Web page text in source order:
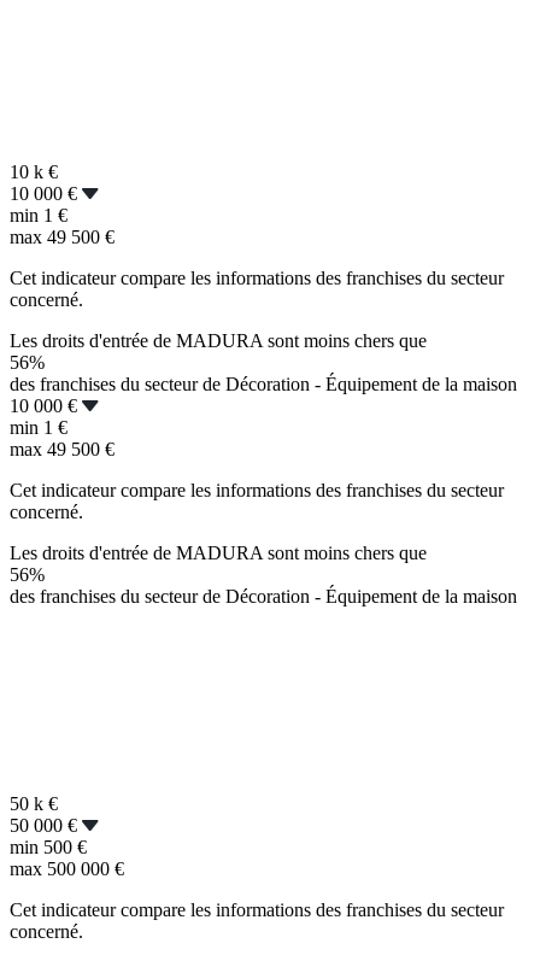
10 k €
10 000 €
min 1 €
max 49 500 €
Cet indicateur compare les informations des franchises du secteur
concerné.
Les droits d'entrée de MADURA sont moins chers que
56%
des franchises du secteur de Décoration - Équipement de la maison
10 000 €
min 1 €
max 49 500 €
Cet indicateur compare les informations des franchises du secteur
concerné.
Les droits d'entrée de MADURA sont moins chers que
56%
des franchises du secteur de Décoration - Équipement de la maison
50 k €
50 000 €
min 500 €
max 500 000 €
Cet indicateur compare les informations des franchises du secteur
concerné.